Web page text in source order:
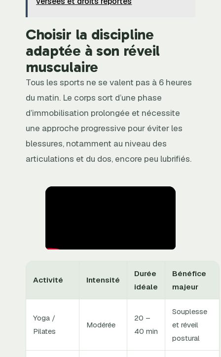
Choisir la discipline
adaptée à son réveil
musculaire
Tous les sports ne se valent pas à 6 heures
du matin. Le corps sort d’une phase
d’immobilisation prolongée et nécessite
une approche progressive pour éviter les
blessures, notamment au niveau des
articulations et du dos, encore peu lubrifiés.
Activité Intensité
Durée
idéale
Bénéfice
majeur
Yoga /
Pilates
Modérée
20 –
40 min
Souplesse
et réveil
postural